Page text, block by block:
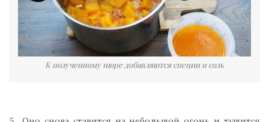
К полученному пюре добавляются специи и соль